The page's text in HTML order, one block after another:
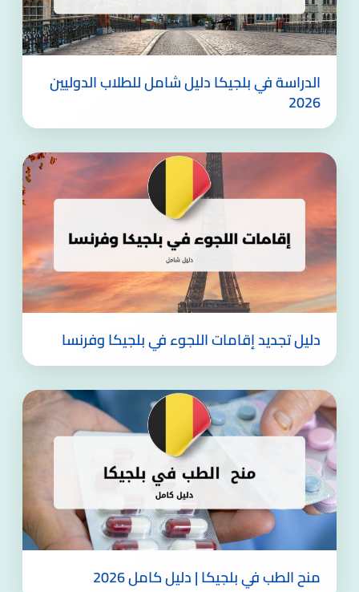
الدراسة في بلجيكا دليل شامل للطلاب الدوليين
2026
دليل تجديد إقامات اللجوء في بلجيكا وفرنسا
منح الطب في بلجيكا | دليل كامل 2026